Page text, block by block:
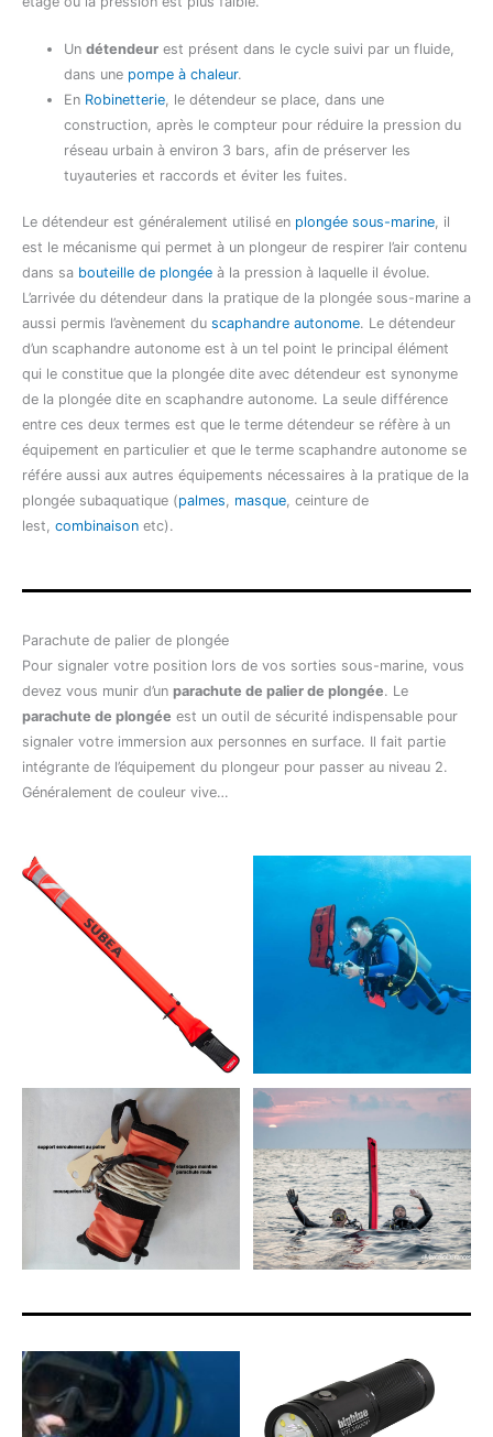
Undétendeur est présent dans le cycle suivi par un fluide,
dans une pompe à chaleur.
En Robinetterie, le détendeur se place, dans une
construction, après le compteur pour réduire la pression du
réseau urbain à environ 3 bars, afin de préserver les
tuyauteries et raccords et éviter les fuites.
Le détendeur est généralement utilisé en plongée sous-marine, il
est le mécanisme qui permet à un plongeur de respirer l’air contenu
dans sa bouteille de plongée à la pression à laquelle il évolue.
L’arrivée du détendeur dans la pratique de la plongée sous-marine a
aussi permis l’avènement du scaphandre autonome. Le détendeur
d’un scaphandre autonome est à un tel point le principal élément
qui le constitue que la plongée dite avec détendeur est synonyme
de la plongée dite en scaphandre autonome. La seule différence
entre ces deux termes est que le terme détendeur se réfère à un
équipement en particulier et que le terme scaphandre autonome se
référe aussi aux autres équipements nécessaires à la pratique de la
plongée subaquatique (palmes, masque, ceinture de
lest, combinaison etc).
Parachute de palier de plongée
Pour signaler votre position lors de vos sorties sous-marine, vous
devez vous munir d’un parachute de palier de plongée. Le
parachute de plongée est un outil de sécurité indispensable pour
signaler votre immersion aux personnes en surface. Il fait partie
intégrante de l’équipement du plongeur pour passer au niveau 2.
Généralement de couleur vive…